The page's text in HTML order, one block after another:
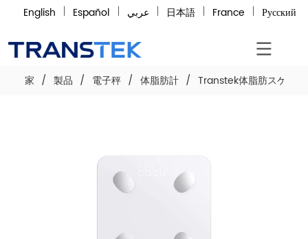
English Español عربي 日本語 France Русский
家 / 製品 / 電子秤 / 体脂肪計 / Transtek体脂肪スケール